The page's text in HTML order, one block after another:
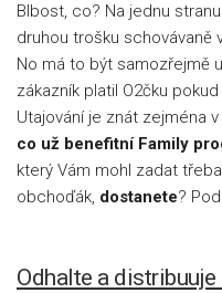
Blbost, co? Na jednu
druhou trošku schovávaně
No má to být samozřejmě
zákazník platil O2čku
Utajování je znát zejména
co už benefitní Family
který Vám mohl zadat
obchoďák, dostanete?
Odhalte a